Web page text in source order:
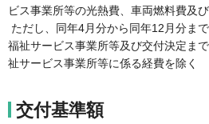
ビス事業所等の光熱費、車両燃料費及
ただし、同年4月分から同年12月分ま
福祉サービス事業所等及び交付決定ま
祉サービス事業所等に係る経費を除く
交付基準額